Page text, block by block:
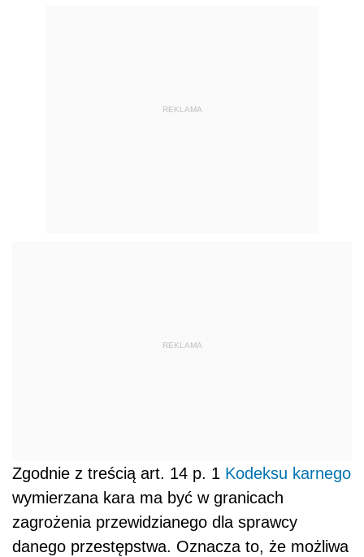
REKLAMA
REKLAMA
Zgodnie z treścią art. 14 p. 1 Kodeksu karnego
wymierzana kara ma być w granicach
zagrożenia przewidzianego dla sprawcy
danego przestępstwa. Oznacza to, że możliwa